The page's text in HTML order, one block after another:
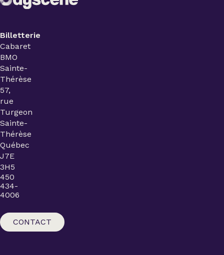
Billetterie
Cabaret
BMO
Sainte-
Thérèse
57,
rue
Turgeon
Sainte-
Thérèse
Québec
J7E
3H5
450
434-
4006
CONTACT